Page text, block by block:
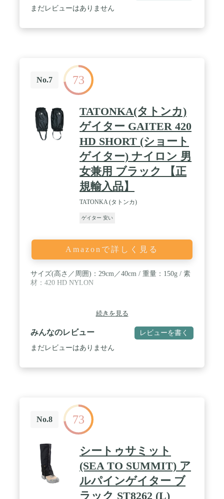
まだレビューはありません
No.7 73
TATONKA(タトンカ)
ゲイター GAITER 420
HD SHORT (ショート
ゲイター) ナイロン 男
女兼用 ブラック 【正
規輸入品】
TATONKA (タトンカ)
ゲイター 安い
Amazonで詳しく見る
サイズ(高さ／周囲)：29cm／40cm / 重量：150g / 素
材：420 HD NYLON
続きを見る
みんなのレビュー レビューを書く
まだレビューはありません
No.8 73
シートゥサミット
(SEA TO SUMMIT) ア
ルパインゲイター ブ
ラック ST8262 (L)